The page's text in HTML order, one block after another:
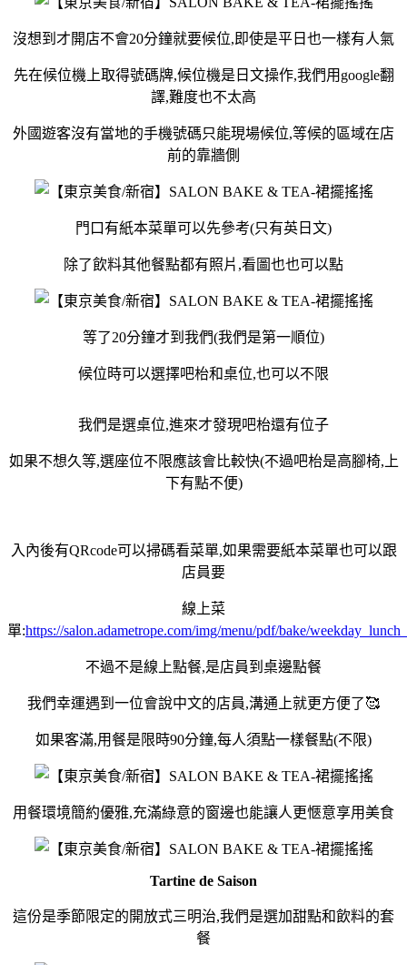
沒想到才開店不會20分鐘就要候位,即使是平日也一樣有人氣
先在候位機上取得號碼牌,候位機是日文操作,我們用google翻
譯,難度也不太高
外國遊客沒有當地的手機號碼只能現場候位,等候的區域在店
前的靠牆側
門口有紙本菜單可以先參考(只有英日文)
除了飲料其他餐點都有照片,看圖也也可以點
等了20分鐘才到我們(我們是第一順位)
候位時可以選擇吧枱和桌位,也可以不限
我們是選桌位,進來才發現吧枱還有位子
如果不想久等,選座位不限應該會比較快(不過吧枱是高腳椅,上
下有點不便)
入內後有QRcode可以掃碼看菜單,如果需要紙本菜單也可以跟
店員要
線上菜
單:https://salon.adametrope.com/img/menu/pdf/bake/
不過不是線上點餐,是店員到桌邊點餐
我們幸運遇到一位會說中文的店員,溝通上就更方便了🥰
如果客滿,用餐是限時90分鐘,每人須點一樣餐點(不限)
用餐環境簡約優雅,充滿綠意的窗邊也能讓人更愜意享用美食
Tartine de Saison
這份是季節限定的開放式三明治,我們是選加甜點和飲料的套
餐